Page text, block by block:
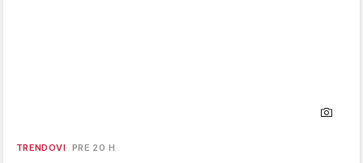
TRENDOVI PRE 20 H